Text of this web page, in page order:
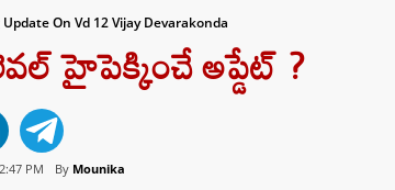
On Vd 12 Vijay Devarakonda
హైపెక్కించే అప్డేట్ ?
PM By Mounika